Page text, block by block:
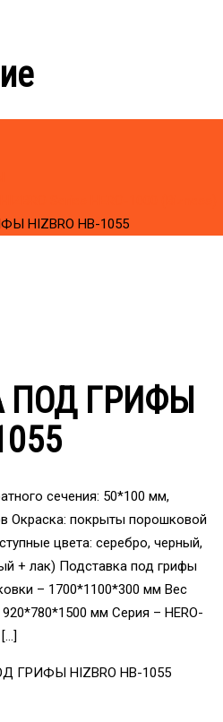
HIZBRO HB-1055
ПОД ГРИФЫ
сечения: 50*100 мм,
Окраска: покрыты порошковой
цвета: серебро, черный,
+ лак) Подставка под грифы
– 1700*1100*300 мм Вес
мм Серия – HERO-
ГРИФЫ HIZBRO HB-1055